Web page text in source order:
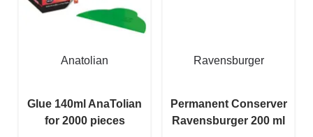
Anatolian
Glue 140ml AnaTolian
for 2000 pieces
Ravensburger
Permanent Conserver
Ravensburger 200 ml